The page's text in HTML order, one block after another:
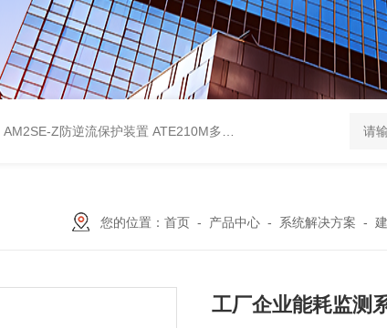
AM2SE-Z防逆流保护装置 ATE210M多回路复合型温度传感器
您的位置： 首页- 产品中心- 系统解决方案 -
工厂企业能耗监测